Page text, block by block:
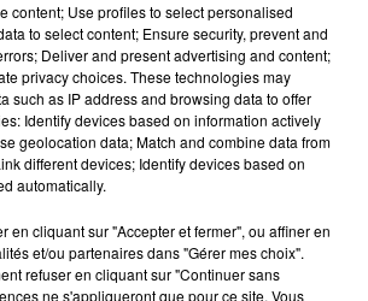
EN TOURNÉE ET PASSE PAR
dates à travers la France.
content; Use profiles to select personalised
to select content; Ensure security, prevent and
Deliver and present advertising and content;
privacy choices. These technologies may
such as IP address and browsing data to offer
Identify devices based on information actively
geolocation data; Match and combine data from
different devices; Identify devices based on
automatically.
en cliquant sur "Accepter et fermer", ou affiner en
et/ou partenaires dans "Gérer mes choix".
refuser en cliquant sur "Continuer sans
ne s'appliqueront que pour ce site. Vous